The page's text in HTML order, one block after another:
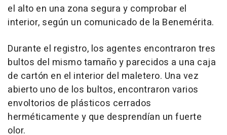
el alto en una zona segura y comprobar el
interior, según un comunicado de la Benemérita.
Durante el registro, los agentes encontraron tres
bultos del mismo tamaño y parecidos a una caja
de cartón en el interior del maletero. Una vez
abierto uno de los bultos, encontraron varios
envoltorios de plásticos cerrados
herméticamente y que desprendían un fuerte
olor.